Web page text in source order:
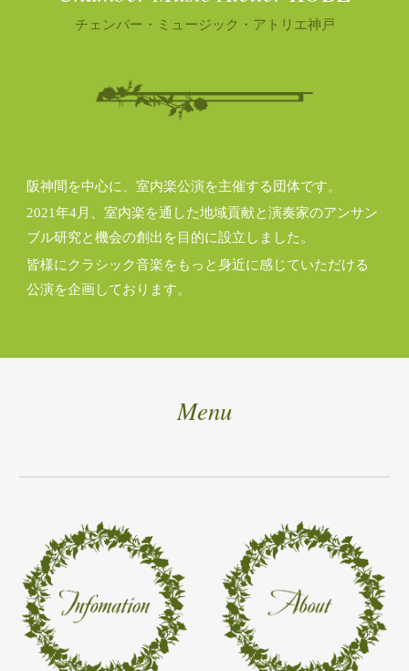
チェンバー・ミュージック・アトリエ神戸
阪神間を中心に、室内楽公演を主催する団体です。
2021年4月、室内楽を通した地域貢献と演奏家のアンサン
ブル研究と機会の創出を目的に設立しました。
皆様にクラシック音楽をもっと身近に感じていただける
公演を企画しております。
Menu